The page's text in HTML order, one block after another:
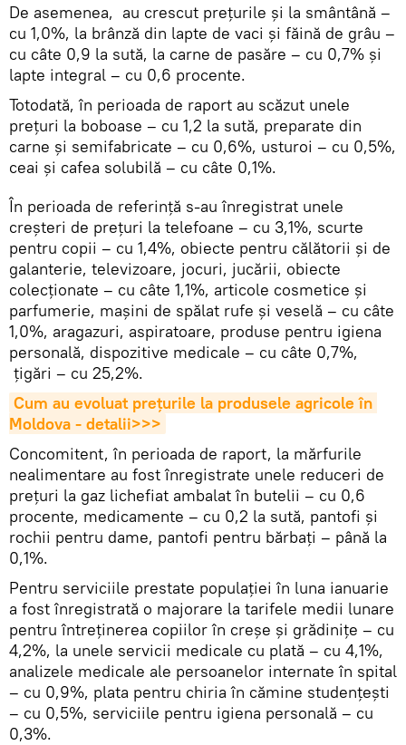
De asemenea, au crescut prețurile și la smântână –
cu 1,0%, la brânză din lapte de vaci şi făină de grâu –
cu câte 0,9 la sută, la carne de pasăre – cu 0,7% și
lapte integral – cu 0,6 procente.
Totodată, în perioada de raport au scăzut unele
prețuri la boboase – cu 1,2 la sută, preparate din
carne şi semifabricate – cu 0,6%, usturoi – cu 0,5%,
ceai şi cafea solubilă – cu câte 0,1%.
În perioada de referinţă s-au înregistrat unele
creşteri de preţuri la telefoane – cu 3,1%, scurte
pentru copii – cu 1,4%, obiecte pentru călătorii şi de
galanterie, televizoare, jocuri, jucării, obiecte
colecţionate – cu câte 1,1%, articole cosmetice şi
parfumerie, maşini de spălat rufe şi veselă – cu câte
1,0%, aragazuri, aspiratoare, produse pentru igiena
personală, dispozitive medicale – cu câte 0,7%,
ţigări – cu 25,2%.
Cum au evoluat prețurile la produsele agricole în
Moldova - detalii>>>
Concomitent, în perioada de raport, la mărfurile
nealimentare au fost înregistrate unele reduceri de
preţuri la gaz lichefiat ambalat în butelii – cu 0,6
procente, medicamente – cu 0,2 la sută, pantofi şi
rochii pentru dame, pantofi pentru bărbaţi – până la
0,1%.
Pentru serviciile prestate populaţiei în luna ianuarie
a fost înregistrată o majorare la tarifele medii lunare
pentru întreţinerea copiilor în creşe şi grădiniţe – cu
4,2%, la unele servicii medicale cu plată – cu 4,1%,
analizele medicale ale persoanelor internate în spital
– cu 0,9%, plata pentru chiria în cămine studenţeşti
– cu 0,5%, serviciile pentru igiena personală – cu
0,3%.